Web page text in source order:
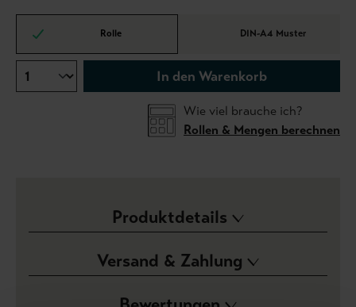
Rolle DIN-A4 Muster
In den Warenkorb
Wie viel brauche ich?
Rollen & Mengen berechnen
Produktdetails
Versand & Zahlung